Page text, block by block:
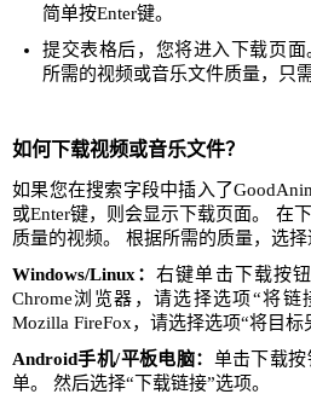
简单按Enter键。
提交表格后，您将进入下载页
所需的视频或音乐文件质量，只
如何下载视频或音乐文件？
如果您在搜索字段中插入了
或Enter键，则会显示下载页面。 在
质量的视频。 根据所需的质量，选择
Windows/Linux：右键单击下载按
Chrome浏览器，请选择选项“将
Mozilla FireFox，请选择选项“将目标
Android手机/平板电脑： 单击下载
单。 然后选择“下载链接”选项。